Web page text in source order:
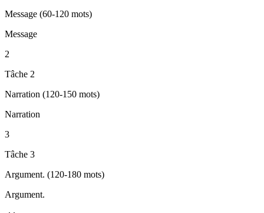
Message (60-120 mots)
Message
2
Tâche 2
Narration (120-150 mots)
Narration
3
Tâche 3
Argument. (120-180 mots)
Argument.